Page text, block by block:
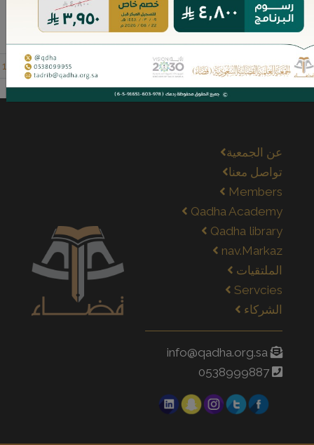
1 2 ... 6 10 11 12 13 14 15
عن الجمعية
تواصل معنا
Members
Qadha Academy
Qadha library
nav.Markaz
الملتقيات
Servcies
الشركاء
info@qadha.org.sa
0538999887